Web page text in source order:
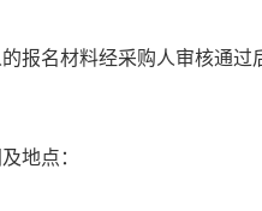
报名材料经采购人审核通
地点：